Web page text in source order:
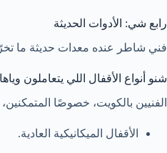
رابع شي: الأدوات الحديثة
فني شاطر عنده معدات حديثة ما
شنو أنواع الأقفال اللي يتعاملون
الفنيين بالكويت، خصوصًا
الأقفال الميكانيكية العادية.